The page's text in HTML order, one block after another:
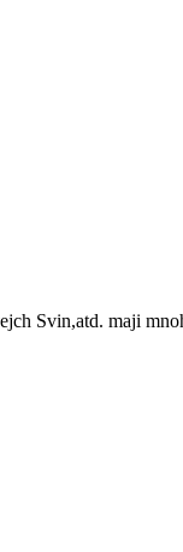
Svin,atd. maji